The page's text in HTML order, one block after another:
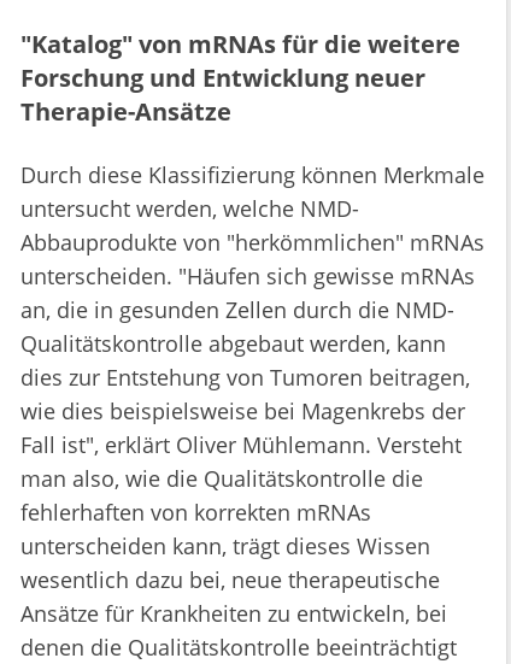
"Katalog" von mRNAs für die weitere
Forschung und Entwicklung neuer
Therapie-Ansätze
Durch diese Klassifizierung können Merkmale
untersucht werden, welche NMD-
Abbauprodukte von "herkömmlichen" mRNAs
unterscheiden. "Häufen sich gewisse mRNAs
an, die in gesunden Zellen durch die NMD-
Qualitätskontrolle abgebaut werden, kann
dies zur Entstehung von Tumoren beitragen,
wie dies beispielsweise bei Magenkrebs der
Fall ist", erklärt Oliver Mühlemann. Versteht
man also, wie die Qualitätskontrolle die
fehlerhaften von korrekten mRNAs
unterscheiden kann, trägt dieses Wissen
wesentlich dazu bei, neue therapeutische
Ansätze für Krankheiten zu entwickeln, bei
denen die Qualitätskontrolle beeinträchtigt